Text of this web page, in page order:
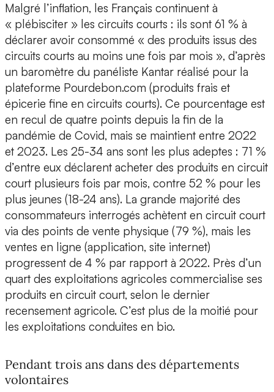
Malgré l’inflation, les Français continuent à
« plébisciter » les circuits courts : ils sont 61 % à
déclarer avoir consommé « des produits issus des
circuits courts au moins une fois par mois », d’après
un baromètre du panéliste Kantar réalisé pour la
plateforme Pourdebon.com (produits frais et
épicerie fine en circuits courts). Ce pourcentage est
en recul de quatre points depuis la fin de la
pandémie de Covid, mais se maintient entre 2022
et 2023. Les 25-34 ans sont les plus adeptes : 71 %
d’entre eux déclarent acheter des produits en circuit
court plusieurs fois par mois, contre 52 % pour les
plus jeunes (18-24 ans). La grande majorité des
consommateurs interrogés achètent en circuit court
via des points de vente physique (79 %), mais les
ventes en ligne (application, site internet)
progressent de 4 % par rapport à 2022. Près d’un
quart des exploitations agricoles commercialise ses
produits en circuit court, selon le dernier
recensement agricole. C’est plus de la moitié pour
les exploitations conduites en bio.
Pendant trois ans dans des départements
volontaires